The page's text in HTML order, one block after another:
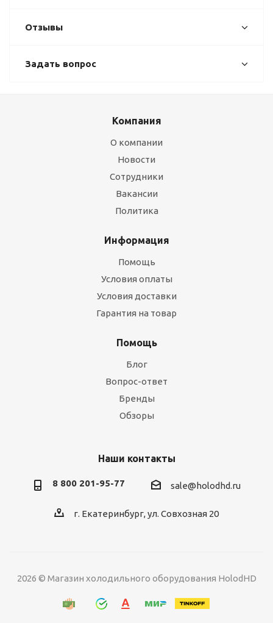
Отзывы
Задать вопрос
Компания
О компании
Новости
Сотрудники
Вакансии
Политика
Информация
Помощь
Условия оплаты
Условия доставки
Гарантия на товар
Помощь
Блог
Вопрос-ответ
Бренды
Обзоры
Наши контакты
8 800 201-95-77 sale@holodhd.ru
г. Екатеринбург, ул. Совхозная 20
2026 © Магазин холодильного оборудования HolodHD